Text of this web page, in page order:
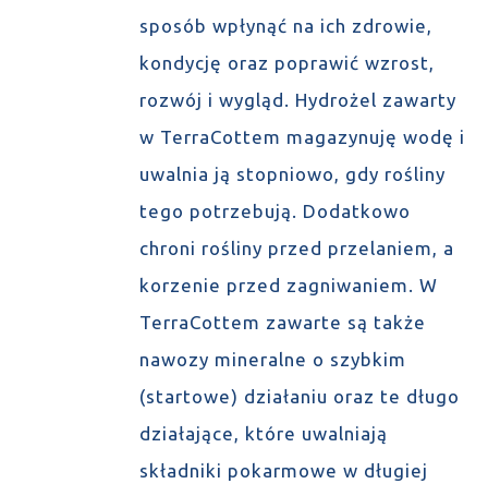
sposób wpłynąć na ich zdrowie,
kondycję oraz poprawić wzrost,
rozwój i wygląd. Hydrożel zawarty
w TerraCottem magazynuję wodę i
uwalnia ją stopniowo, gdy rośliny
tego potrzebują. Dodatkowo
chroni rośliny przed przelaniem, a
korzenie przed zagniwaniem. W
TerraCottem zawarte są także
nawozy mineralne o szybkim
(startowe) działaniu oraz te długo
działające, które uwalniają
składniki pokarmowe w długiej